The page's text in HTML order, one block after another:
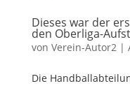
Dieses war der
den Oberliga-
von Verein-Autor2|
Die